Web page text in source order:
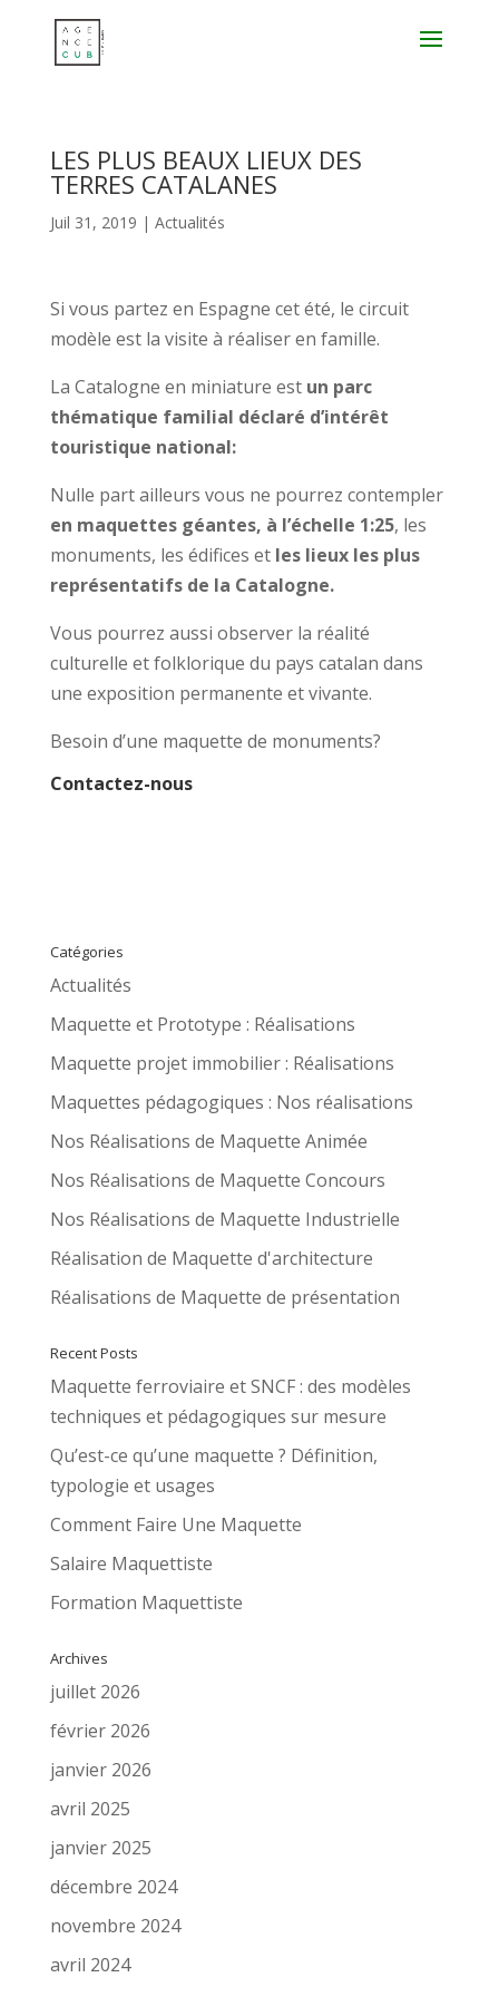
LES PLUS BEAUX LIEUX DES
TERRES CATALANES
Juil 31, 2019 | Actualités
Si vous partez en Espagne cet été, le circuit
modèle est la visite à réaliser en famille.
La Catalogne en miniature est un parc
thématique familial déclaré d’intérêt
touristique national:
Nulle part ailleurs vous ne pourrez contempler
en maquettes géantes, à l’échelle 1:25, les
monuments, les édifices et les lieux les plus
représentatifs de la Catalogne.
Vous pourrez aussi observer la réalité
culturelle et folklorique du pays catalan dans
une exposition permanente et vivante.
Besoin d’une maquette de monuments?
Contactez-nous
Catégories
Actualités
Maquette et Prototype : Réalisations
Maquette projet immobilier : Réalisations
Maquettes pédagogiques : Nos réalisations
Nos Réalisations de Maquette Animée
Nos Réalisations de Maquette Concours
Nos Réalisations de Maquette Industrielle
Réalisation de Maquette d'architecture
Réalisations de Maquette de présentation
Recent Posts
Maquette ferroviaire et SNCF : des modèles
techniques et pédagogiques sur mesure
Qu’est-ce qu’une maquette ? Définition,
typologie et usages
Comment Faire Une Maquette
Salaire Maquettiste
Formation Maquettiste
Archives
juillet 2026
février 2026
janvier 2026
avril 2025
janvier 2025
décembre 2024
novembre 2024
avril 2024